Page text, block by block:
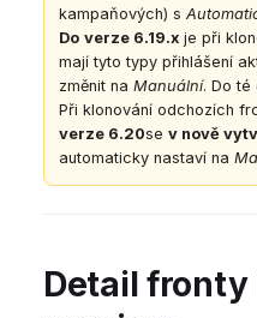
kampaňových) s
Do verze 6.19.x je při
mají tyto typy přihlášení
změnit na Manuální. Do té
Při klonování odchozích
verze 6.20se v nově
automaticky nastaví na
Detail fronty